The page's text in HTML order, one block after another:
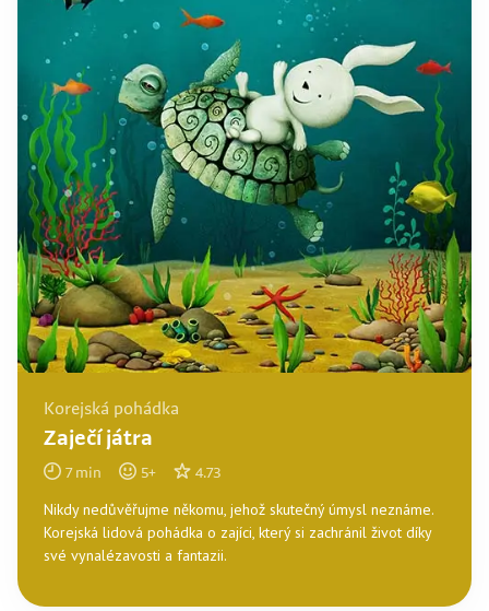
Korejská pohádka
Zaječí játra
7min 5+ 4.73
Nikdy nedůvěřujme někomu, jehož skutečný úmysl neznáme.
Korejská lidová pohádka o zajíci, který si zachránil život díky
své vynalézavosti a fantazii.